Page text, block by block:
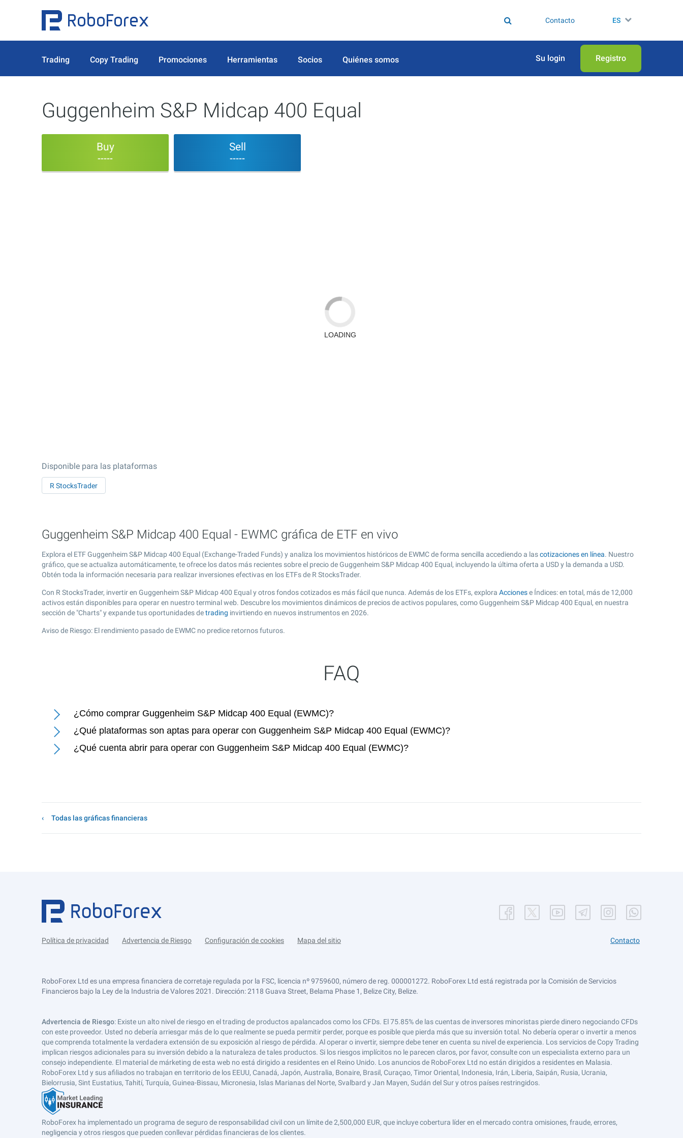
Contacto ES
Trading Copy Trading Promociones Herramientas Socios Quiénes somos Su login Registro
Guggenheim S&P Midcap 400 Equal
Buy
-----
Sell
-----
Disponible para las plataformas
R StocksTrader
Guggenheim S&P Midcap 400 Equal - EWMC gráfica de ETF en vivo
Explora el ETF Guggenheim S&P Midcap 400 Equal (Exchange-Traded Funds) y analiza los movimientos históricos de EWMC de forma sencilla accediendo a lascotizaciones en línea. Nuestro
gráfico, que se actualiza automáticamente, te ofrece los datos más recientes sobre el precio de Guggenheim S&P Midcap 400 Equal, incluyendo la última oferta a USD y la demanda a USD.
Obtén toda la información necesaria para realizar inversiones efectivas en los ETFs de R StocksTrader.
Con R StocksTrader, invertir en Guggenheim S&P Midcap 400 Equal y otros fondos cotizados es más fácil que nunca. Además de los ETFs, explora Accionese Índices: en total, más de 12,000
activos están disponibles para operar en nuestro terminal web. Descubre los movimientos dinámicos de precios de activos populares, como Guggenheim S&P Midcap 400 Equal, en nuestra
sección de "Charts" y expande tus oportunidades detrading invirtiendo en nuevos instrumentos en 2026.
Aviso de Riesgo: El rendimiento pasado de EWMC no predice retornos futuros.
FAQ
¿Cómo comprar Guggenheim S&P Midcap 400 Equal (EWMC)?
¿Qué plataformas son aptas para operar con Guggenheim S&P Midcap 400 Equal (EWMC)?
¿Qué cuenta abrir para operar con Guggenheim S&P Midcap 400 Equal (EWMC)?
Todas las gráficas financieras
Política de privacidad Advertencia de Riesgo Configuración de cookies Mapa del sitio Contacto
RoboForex Ltd es una empresa financiera de corretaje regulada por la FSC, licencia nº 9759600, número de reg. 000001272. RoboForex Ltd está registrada por la Comisión de Servicios
Financieros bajo la Ley de la Industria de Valores 2021. Dirección: 2118 Guava Street, Belama Phase 1, Belize City, Belize.
Advertencia de Riesgo: Existe un alto nivel de riesgo en el trading de productos apalancados como los CFDs. El 75.85% de las cuentas de inversores minoristas pierde dinero negociando CFDs
con este proveedor. Usted no debería arriesgar más de lo que realmente se pueda permitir perder, porque es posible que pierda más que su inversión total. No debería operar o invertir a menos
que comprenda totalmente la verdadera extensión de su exposición al riesgo de pérdida. Al operar o invertir, siempre debe tener en cuenta su nivel de experiencia. Los servicios de Copy Trading
implican riesgos adicionales para su inversión debido a la naturaleza de tales productos. Si los riesgos implícitos no le parecen claros, por favor, consulte con un especialista externo para un
consejo independiente. El material de márketing de esta web no está dirigido a residentes en el Reino Unido. Los anuncios de RoboForex Ltd no están dirigidos a residentes en Malasia.
RoboForex Ltd y sus afiliados no trabajan en territorio de los EEUU, Canadá, Japón, Australia, Bonaire, Brasil, Curaçao, Timor Oriental, Indonesia, Irán, Liberia, Saipán, Rusia, Ucrania,
Bielorrusia, Sint Eustatius, Tahití, Turquía, Guinea-Bissau, Micronesia, Islas Marianas del Norte, Svalbard y Jan Mayen, Sudán del Sur y otros países restringidos.
RoboForex ha implementado un programa de seguro de responsabilidad civil con un límite de 2,500,000 EUR, que incluye cobertura líder en el mercado contra omisiones, fraude, errores,
negligencia y otros riesgos que pueden conllevar pérdidas financieras de los clientes.